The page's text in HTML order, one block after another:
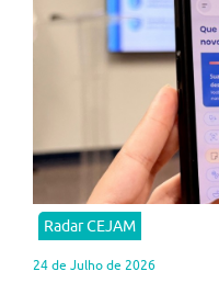
Radar CEJAM
24 de Julho de 2026